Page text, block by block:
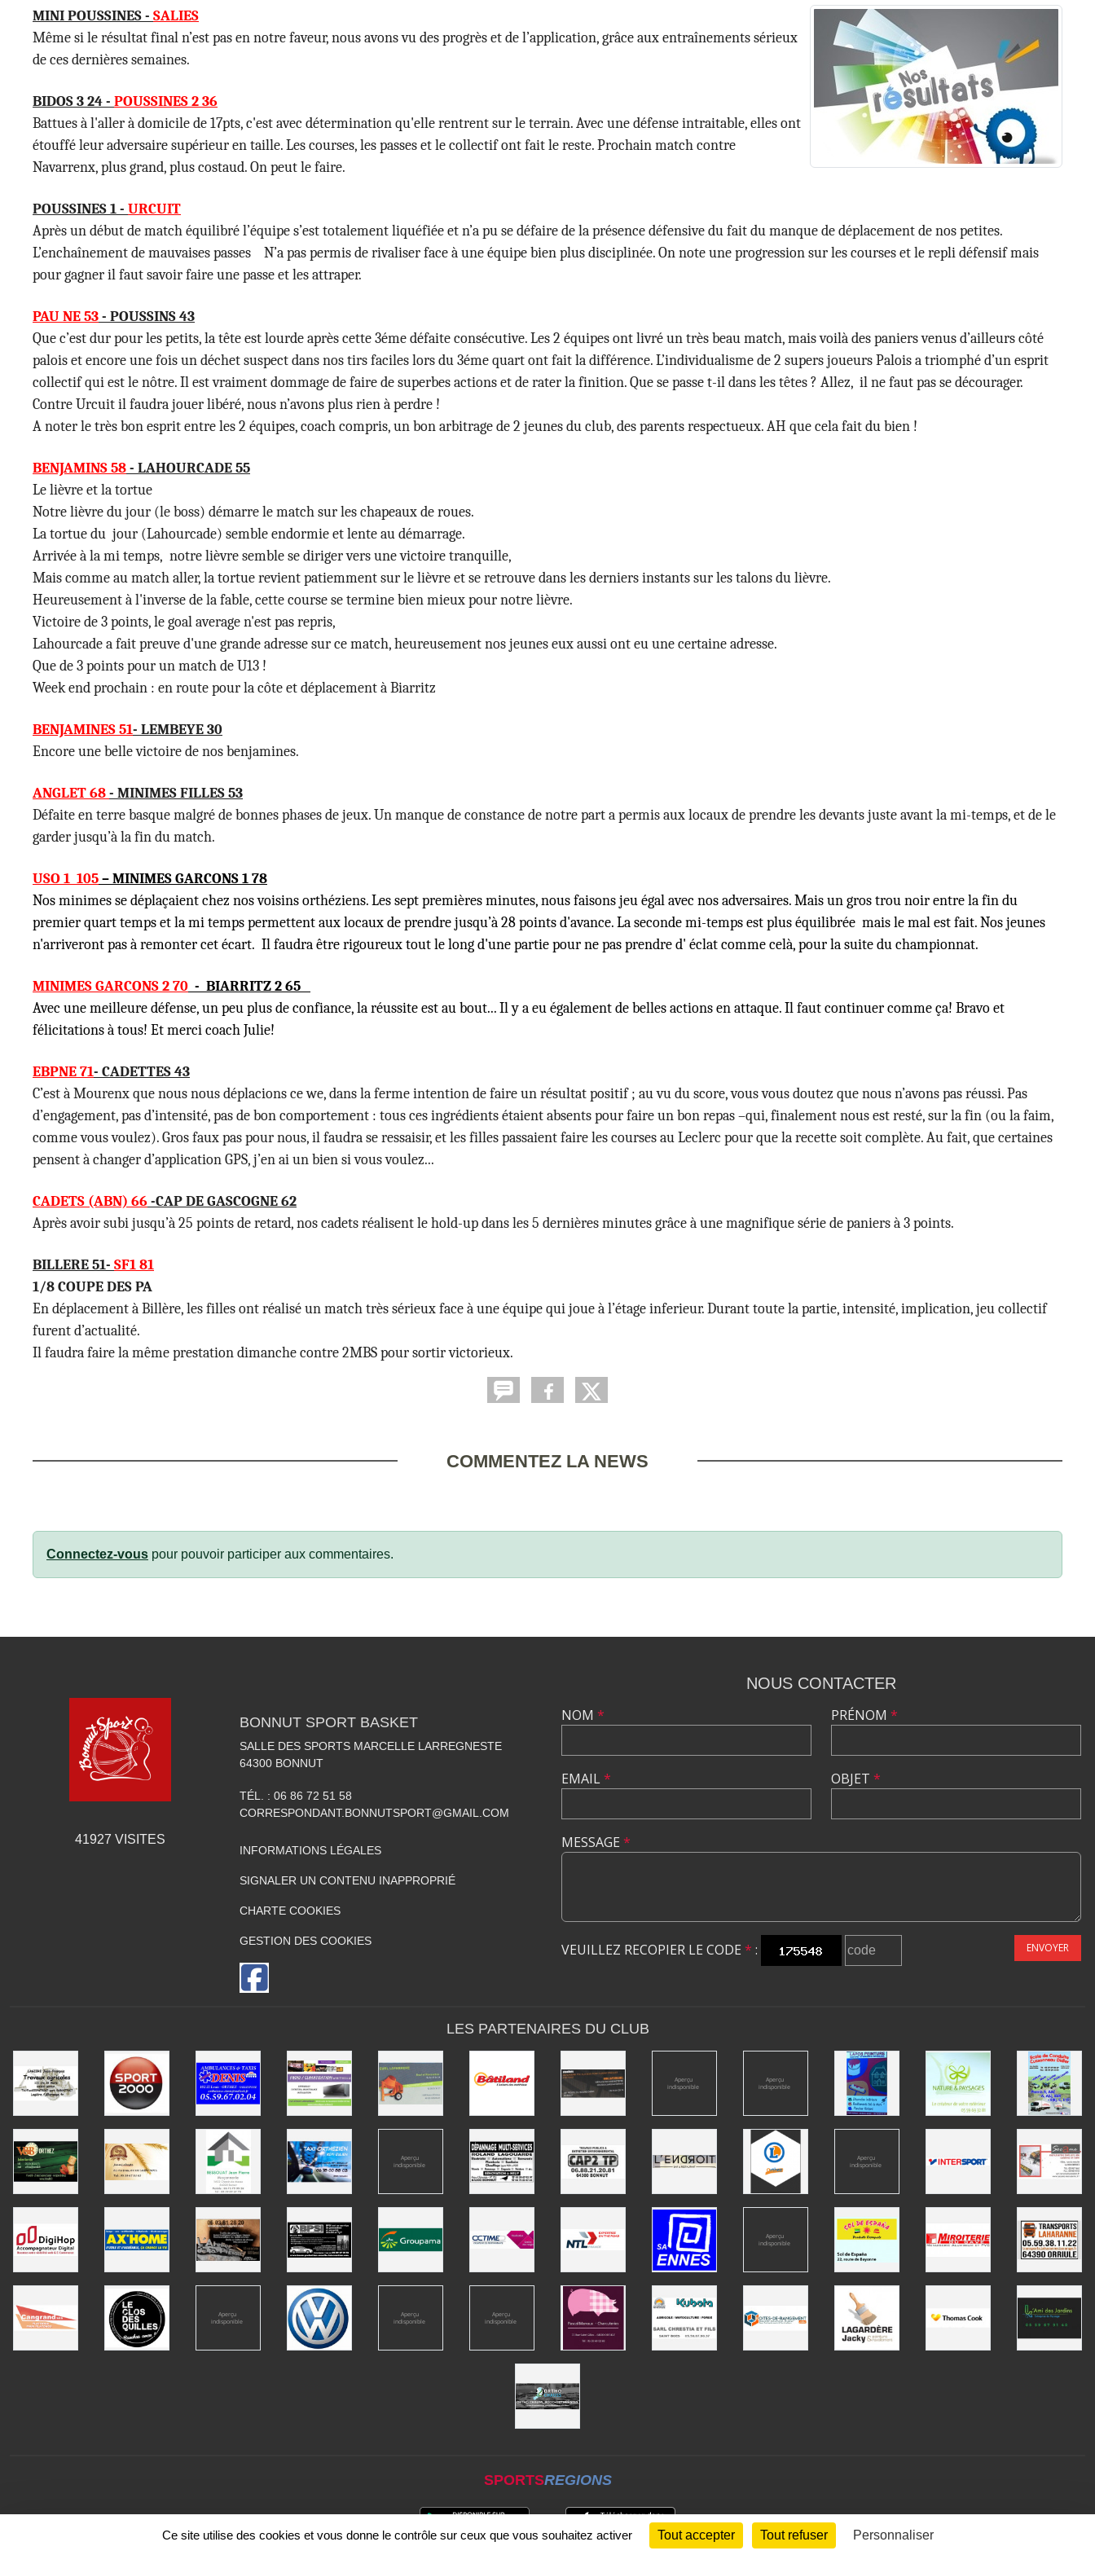
MINI POUSSINES - SALIES
Même si le résultat final n’est pas en notre faveur, nous avons vu des progrès et de l’application, grâce aux entraînements sérieux
de ces dernières semaines.
BIDOS 3 24 - POUSSINES 2 36
Battues à l'aller à domicile de 17pts, c'est avec détermination qu'elle rentrent sur le terrain. Avec une défense intraitable, elles ont
étouffé leur adversaire supérieur en taille. Les courses, les passes et le collectif ont fait le reste. Prochain match contre
Navarrenx, plus grand, plus costaud. On peut le faire.
POUSSINES 1 - URCUIT
Après un début de match équilibré l’équipe s’est totalement liquéfiée et n’a pu se défaire de la présence défensive du fait du manque de déplacement de nos petites.
L’enchaînement de mauvaises passes N’a pas permis de rivaliser face à une équipe bien plus disciplinée. On note une progression sur les courses et le repli défensif mais
pour gagner il faut savoir faire une passe et les attraper.
PAU NE 53- POUSSINS 43
Que c’est dur pour les petits, la tête est lourde après cette 3éme défaite consécutive. Les 2 équipes ont livré un très beau match, mais voilà des paniers venus d’ailleurs côté
palois et encore une fois un déchet suspect dans nos tirs faciles lors du 3éme quart ont fait la différence. L’individualisme de 2 supers joueurs Palois a triomphé d’un esprit
collectif qui est le nôtre. Il est vraiment dommage de faire de superbes actions et de rater la finition. Que se passe t-il dans les têtes ? Allez, il ne faut pas se décourager.
Contre Urcuit il faudra jouer libéré, nous n’avons plus rien à perdre !
A noter le très bon esprit entre les 2 équipes, coach compris, un bon arbitrage de 2 jeunes du club, des parents respectueux. AH que cela fait du bien !
BENJAMINS 58- LAHOURCADE 55
Le lièvre et la tortue
Notre lièvre du jour (le boss) démarre le match sur les chapeaux de roues.
La tortue du jour (Lahourcade) semble endormie et lente au démarrage.
Arrivée à la mi temps, notre lièvre semble se diriger vers une victoire tranquille,
Mais comme au match aller, la tortue revient patiemment sur le lièvre et se retrouve dans les derniers instants sur les talons du lièvre.
Heureusement à l'inverse de la fable, cette course se termine bien mieux pour notre lièvre.
Victoire de 3 points, le goal average n'est pas repris,
Lahourcade a fait preuve d'une grande adresse sur ce match, heureusement nos jeunes eux aussi ont eu une certaine adresse.
Que de 3 points pour un match de U13 !
Week end prochain : en route pour la côte et déplacement à Biarritz
BENJAMINES51- LEMBEYE 30
Encore une belle victoire de nos benjamines.
ANGLET 68- MINIMES FILLES 53
Défaite en terre basque malgré de bonnes phases de jeux. Un manque de constance de notre part a permis aux locaux de prendre les devants juste avant la mi-temps, et de le
garder jusqu’à la fin du match.
USO 1 105– MINIMES GARCONS 1 78
Nos minimes se déplaçaient chez nos voisins orthéziens. Les sept premières minutes, nous faisons jeu égal avec nos adversaires. Mais un gros trou noir entre la fin du
premier quart temps et la mi temps permettent aux locaux de prendre jusqu’à 28 points d'avance. La seconde mi-temps est plus équilibrée mais le mal est fait. Nos jeunes
n'arriveront pas à remonter cet écart. Il faudra être rigoureux tout le long d'une partie pour ne pas prendre d' éclat comme celà, pour la suite du championnat.
MINIMES GARCONS 2 70 - BIARRITZ 2 65
Avec une meilleure défense, un peu plus de confiance, la réussite est au bout... Il y a eu également de belles actions en attaque. Il faut continuer comme ça! Bravo et
félicitations à tous! Et merci coach Julie!
EBPNE 71- CADETTES 43
C’est à Mourenx que nous nous déplacions ce we, dans la ferme intention de faire un résultat positif ; au vu du score, vous vous doutez que nous n’avons pas réussi. Pas
d’engagement, pas d’intensité, pas de bon comportement : tous ces ingrédients étaient absents pour faire un bon repas –qui, finalement nous est resté, sur la fin (ou la faim,
comme vous voulez). Gros faux pas pour nous, il faudra se ressaisir, et les filles passaient faire les courses au Leclerc pour que la recette soit complète. Au fait, que certaines
pensent à changer d’application GPS, j’en ai un bien si vous voulez...
CADETS (ABN) 66-CAP DE GASCOGNE 62
Après avoir subi jusqu’à 25 points de retard, nos cadets réalisent le hold-up dans les 5 dernières minutes grâce à une magnifique série de paniers à 3 points.
BILLERE 51- SF1 81
1/8 COUPE DES PA
En déplacement à Billère, les filles ont réalisé un match très sérieux face à une équipe qui joue à l’étage inferieur. Durant toute la partie, intensité, implication, jeu collectif
furent d’actualité.
Il faudra faire la même prestation dimanche contre 2MBS pour sortir victorieux.
COMMENTEZ LA NEWS
Connectez-vous pour pouvoir participer aux commentaires.
41927 VISITES
BONNUT SPORT BASKET
SALLE DES SPORTS MARCELLE LARREGNESTE
64300 BONNUT
TÉL. : 06 86 72 51 58
CORRESPONDANT.BONNUTSPORT@GMAIL.COM
INFORMATIONS LÉGALES
SIGNALER UN CONTENU INAPPROPRIÉ
CHARTE COOKIES
GESTION DES COOKIES
NOUS CONTACTER
NOM *
EMAIL*
PRÉNOM *
OBJET *
MESSAGE *
VEUILLEZ RECOPIER LE CODE * : ENVOYER
LES PARTENAIRES DU CLUB
SPORTSREGIONS
Ce site utilise des cookies et vous donne le contrôle sur ceux que vous souhaitez activer Tout accepter Tout refuser Personnaliser